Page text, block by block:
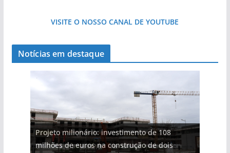
VISITE O NOSSO CANAL DE YOUTUBE
Notícias em destaque
Projeto milionário: investimento de 108
milhões de euros na construção de dois
Milagre da água. Fontes emblemáticas do
Tempestades roubam areia de praias e põem
Tapas do mar a 3 euros cada. Nova rota
Foto do dia: uma cidade algarvia que cresceu